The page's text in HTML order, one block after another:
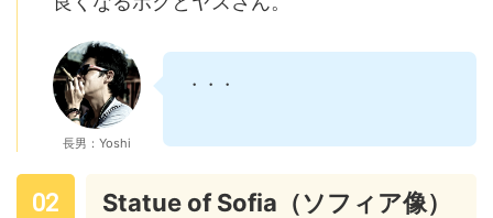
長男：Yoshi
・・・
Statue of Sofia（ソフィア像）